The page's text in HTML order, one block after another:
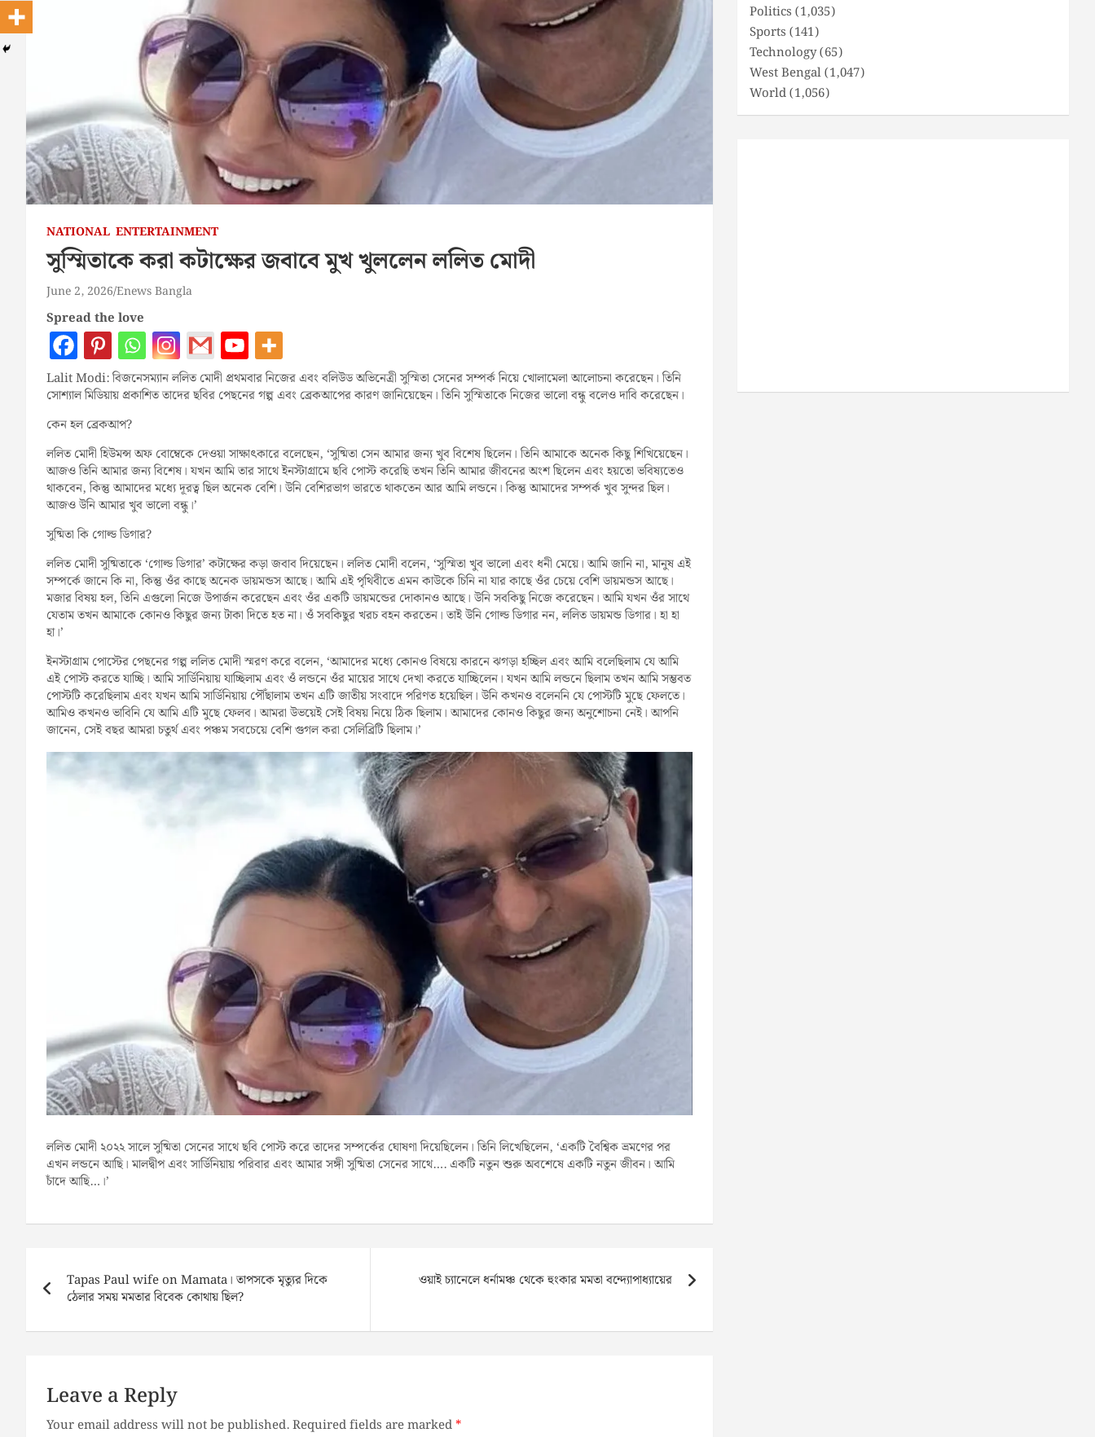
NATIONAL ENTERTAINMENT
সুস্মিতাকে করা কটাক্ষের জবাবে মুখ খুললেন ললিত মোদী
June 2, 2026 Enews Bangla
Spread the love
Lalit Modi: বিজনেসম্যান ললিত মোদী প্রথমবার নিজের এবং বলিউড অভিনেত্রী সুস্মিতা সেনের সম্পর্ক নিয়ে খোলামেলা আলোচনা করেছেন। তিনি
সোশ্যাল মিডিয়ায় প্রকাশিত তাদের ছবির পেছনের গল্প এবং ব্রেকআপের কারণ জানিয়েছেন। তিনি সুস্মিতাকে নিজের ভালো বন্ধু বলেও দাবি করেছেন।
কেন হল ব্রেকআপ?
ললিত মোদী হিউমন্স অফ বোম্বেকে দেওয়া সাক্ষাৎকারে বলেছেন, ‘সুষ্মিতা সেন আমার জন্য খুব বিশেষ ছিলেন। তিনি আমাকে অনেক কিছু শিখিয়েছেন।
আজও তিনি আমার জন্য বিশেষ। যখন আমি তার সাথে ইনস্টাগ্রামে ছবি পোস্ট করেছি তখন তিনি আমার জীবনের অংশ ছিলেন এবং হয়তো ভবিষ্যতেও
থাকবেন, কিন্তু আমাদের মধ্যে দূরত্ব ছিল অনেক বেশি। উনি বেশিরভাগ ভারতে থাকতেন আর আমি লন্ডনে। কিন্তু আমাদের সম্পর্ক খুব সুন্দর ছিল।
আজও উনি আমার খুব ভালো বন্ধু।’
সুষ্মিতা কি গোল্ড ডিগার?
ললিত মোদী সুষ্মিতাকে ‘গোল্ড ডিগার’ কটাক্ষের কড়া জবাব দিয়েছেন। ললিত মোদী বলেন, ‘সুস্মিতা খুব ভালো এবং ধনী মেয়ে। আমি জানি না, মানুষ এই
সম্পর্কে জানে কি না, কিন্তু ওঁর কাছে অনেক ডায়মন্ডস আছে। আমি এই পৃথিবীতে এমন কাউকে চিনি না যার কাছে ওঁর চেয়ে বেশি ডায়মন্ডস আছে।
মজার বিষয় হল, তিনি এগুলো নিজে উপার্জন করেছেন এবং ওঁর একটি ডায়মন্ডের দোকানও আছে। উনি সবকিছু নিজে করেছেন। আমি যখন ওঁর সাথে
যেতাম তখন আমাকে কোনও কিছুর জন্য টাকা দিতে হত না। ওঁ সবকিছুর খরচ বহন করতেন। তাই উনি গোল্ড ডিগার নন, ললিত ডায়মন্ড ডিগার। হা হা
হা।’
ইনস্টাগ্রাম পোস্টের পেছনের গল্প ললিত মোদী স্মরণ করে বলেন, ‘আমাদের মধ্যে কোনও বিষয়ে কারনে ঝগড়া হচ্ছিল এবং আমি বলেছিলাম যে আমি
এই পোস্ট করতে যাচ্ছি। আমি সার্ডিনিয়ায় যাচ্ছিলাম এবং ওঁ লন্ডনে ওঁর মায়ের সাথে দেখা করতে যাচ্ছিলেন। যখন আমি লন্ডনে ছিলাম তখন আমি সম্ভবত
পোস্টটি করেছিলাম এবং যখন আমি সার্ডিনিয়ায় পৌঁছালাম তখন এটি জাতীয় সংবাদে পরিণত হয়েছিল। উনি কখনও বলেননি যে পোস্টটি মুছে ফেলতে।
আমিও কখনও ভাবিনি যে আমি এটি মুছে ফেলব। আমরা উভয়েই সেই বিষয় নিয়ে ঠিক ছিলাম। আমাদের কোনও কিছুর জন্য অনুশোচনা নেই। আপনি
জানেন, সেই বছর আমরা চতুর্থ এবং পঞ্চম সবচেয়ে বেশি গুগল করা সেলিব্রিটি ছিলাম।’
ললিত মোদী ২০২২ সালে সুষ্মিতা সেনের সাথে ছবি পোস্ট করে তাদের সম্পর্কের ঘোষণা দিয়েছিলেন। তিনি লিখেছিলেন, ‘একটি বৈশ্বিক ভ্রমণের পর
এখন লন্ডনে আছি। মালদ্বীপ এবং সার্ডিনিয়ায় পরিবার এবং আমার সঙ্গী সুষ্মিতা সেনের সাথে…. একটি নতুন শুরু অবশেষে একটি নতুন জীবন। আমি
চাঁদে আছি…।’
navigation
Tapas Paul wife on Mamata। তাপসকে মৃত্যুর দিকে
ঠেলার সময় মমতার বিবেক কোথায় ছিল?
ওয়াই চ্যানেলে ধর্নামঞ্চ থেকে হুংকার মমতা বন্দ্যোপাধ্যায়ের
Leave a Reply
Your email address will not be published.Required fields are marked*
Politics (1,035)
Sports (141)
Technology(65)
West Bengal(1,047)
World(1,056)